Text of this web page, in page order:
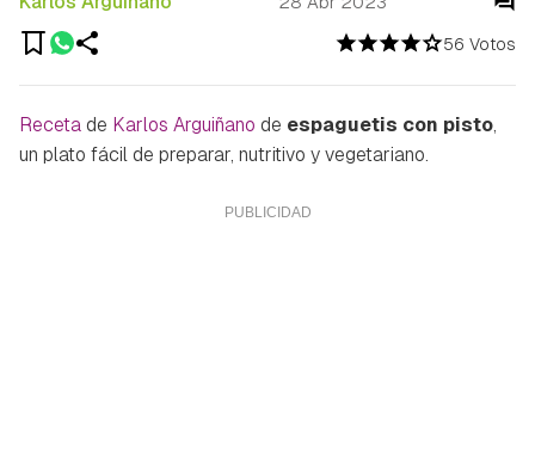
56 Votos
Recetade Karlos Arguiñano de espaguetis con pisto,
un plato fácil de preparar, nutritivo y vegetariano.